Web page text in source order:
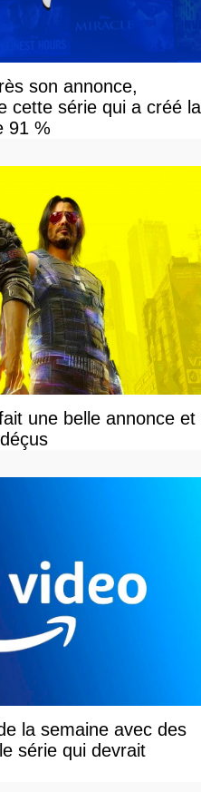
son annonce,
cette série qui a créé la
91 %
une belle annonce et
la semaine avec des
série qui devrait